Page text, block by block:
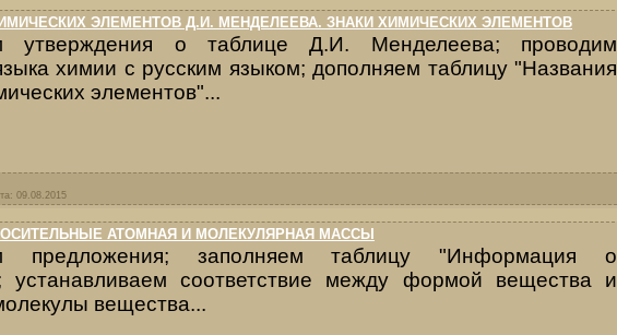
ЭЛЕМЕНТОВ Д.И. МЕНДЕЛЕЕВА. ЗНАКИ ХИМИЧЕСКИХ ЭЛЕМЕНТОВ
утверждения о таблице Д.И. Менделеева; проводим
химии с русским языком; дополняем таблицу "Названия
элементов"...
09.08.2015
АТОМНАЯ И МОЛЕКУЛЯРНАЯ МАССЫ
предложения; заполняем таблицу "Информация о
устанавливаем соответствие между формой вещества и
вещества...